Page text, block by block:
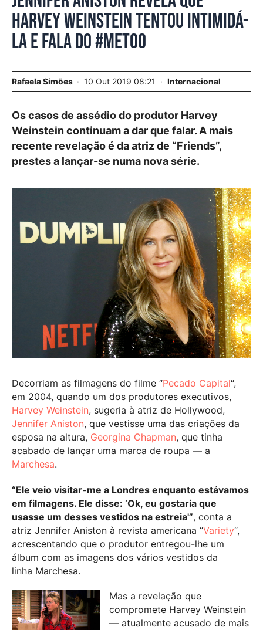
Harvey Weinstein tentou intimidá-
la e fala do #MeToo
Rafaela Simões 10 Out 2019 08:21 Internacional
Os casos de assédio do produtor Harvey
Weinstein continuam a dar que falar. A mais
recente revelação é da atriz de “Friends”,
prestes a lançar-se numa nova série.
Decorriam as filmagens do filme “Pecado Capital“,
em 2004, quando um dos produtores executivos,
Harvey Weinstein, sugeria à atriz de Hollywood,
Jennifer Aniston, que vestisse uma das criações da
esposa na altura, Georgina Chapman, que tinha
acabado de lançar uma marca de roupa — a
Marchesa.
“Ele veio visitar-me a Londres enquanto estávamos
em filmagens. Ele disse: ‘Ok, eu gostaria que
usasse um desses vestidos na estreia'”, conta a
atriz Jennifer Aniston à revista americana “Variety“,
acrescentando que o produtor entregou-lhe um
álbum com as imagens dos vários vestidos da
linha Marchesa.
Mas a revelação que
compromete Harvey Weinstein
— atualmente acusado de mais